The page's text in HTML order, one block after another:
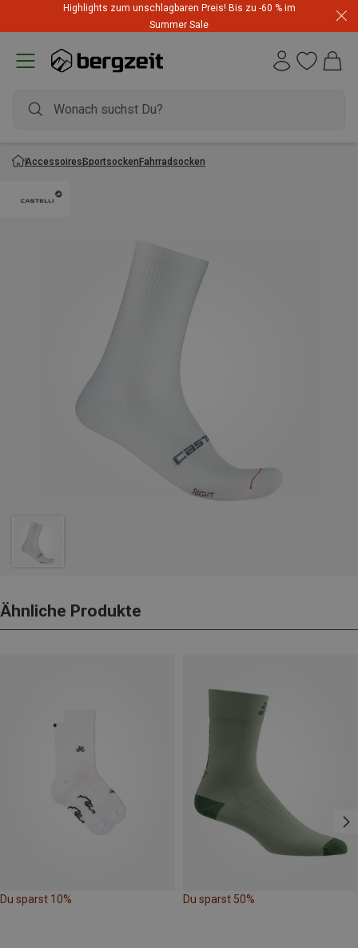
Highlights zum unschlagbaren Preis! Bis zu -60 % im
Summer Sale
AccessoiresSportsockenFahrradsocken
Ähnliche Produkte
Du sparst 10% Du sparst 50%